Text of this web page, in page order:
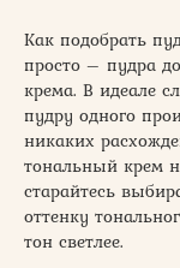
Как подобрать
просто – пудра
крема. В идеале
пудру одного
никаких
тональный крем
старайтесь
оттенку
тон светлее.